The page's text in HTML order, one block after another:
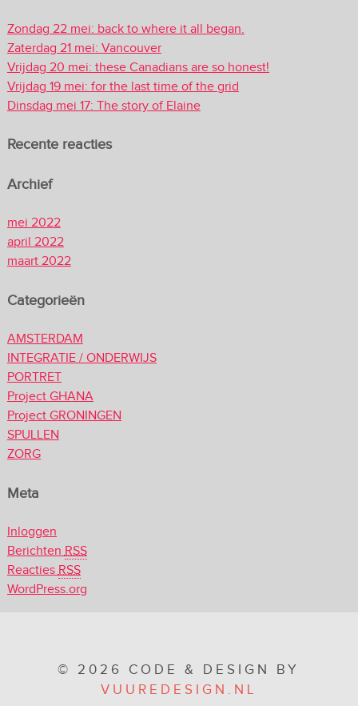
Zondag 22 mei: back to where it all began.
Zaterdag 21 mei: Vancouver
Vrijdag 20 mei: these Canadians are so honest!
Vrijdag 19 mei: for the last time of the grid
Dinsdag mei 17: The story of Elaine
Recente reacties
Archief
mei 2022
april 2022
maart 2022
Categorieën
AMSTERDAM
INTEGRATIE / ONDERWIJS
PORTRET
Project GHANA
Project GRONINGEN
SPULLEN
ZORG
Meta
Inloggen
BerichtenRSS
ReactiesRSS
WordPress.org
© 2026 CODE & DESIGN BY
VUUREDESIGN.NL